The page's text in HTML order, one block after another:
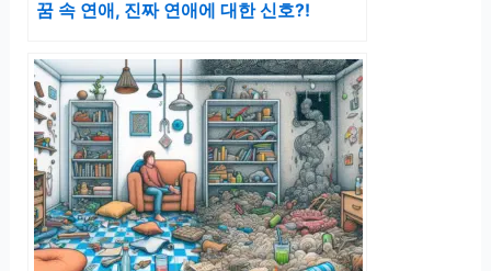
꿈 속 연애, 진짜 연애에 대한 신호?!